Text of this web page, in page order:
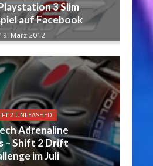
3 Slim
auf Facebook
19. März 2012
2 UNLEASHED
Adrenaline
– Shift 2 Drift
im Juli